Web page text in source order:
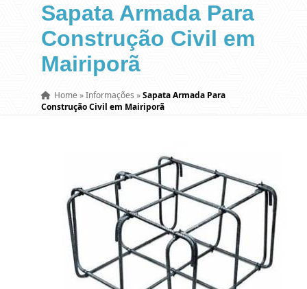
Sapata Armada Para
Construção Civil em
Mairiporã
Home »Informações »Sapata Armada Para
Construção Civil em Mairiporã